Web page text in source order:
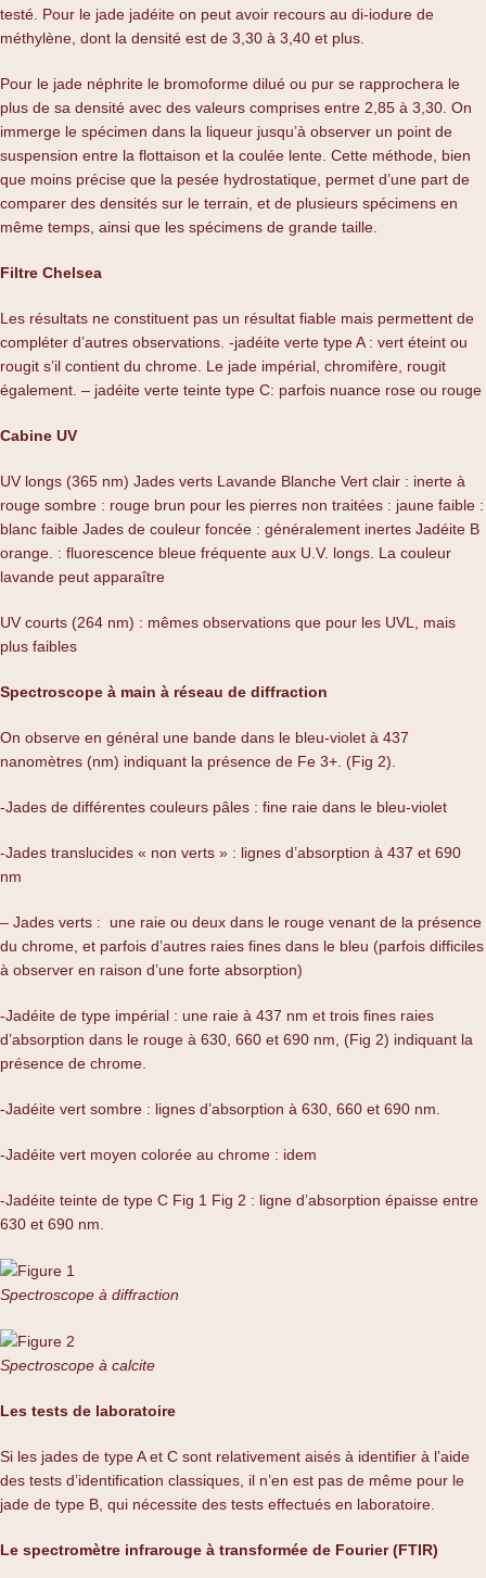
testé. Pour le jade jadéite on peut avoir recours au di-iodure de
méthylène, dont la densité est de 3,30 à 3,40 et plus.
Pour le jade néphrite le bromoforme dilué ou pur se rapprochera le
plus de sa densité avec des valeurs comprises entre 2,85 à 3,30. On
immerge le spécimen dans la liqueur jusqu’à observer un point de
suspension entre la flottaison et la coulée lente. Cette méthode, bien
que moins précise que la pesée hydrostatique, permet d’une part de
comparer des densités sur le terrain, et de plusieurs spécimens en
même temps, ainsi que les spécimens de grande taille.
Filtre Chelsea
Les résultats ne constituent pas un résultat fiable mais permettent de
compléter d’autres observations. -jadéite verte type A : vert éteint ou
rougit s’il contient du chrome. Le jade impérial, chromifère, rougit
également. – jadéite verte teinte type C: parfois nuance rose ou rouge
Cabine UV
UV longs (365 nm) Jades verts Lavande Blanche Vert clair : inerte à
rouge sombre : rouge brun pour les pierres non traitées : jaune faible :
blanc faible Jades de couleur foncée : généralement inertes Jadéite B
orange. : fluorescence bleue fréquente aux U.V. longs. La couleur
lavande peut apparaître
UV courts (264 nm) : mêmes observations que pour les UVL, mais
plus faibles
Spectroscope à main à réseau de diffraction
On observe en général une bande dans le bleu-violet à 437
nanomètres (nm) indiquant la présence de Fe 3+. (Fig 2).
-Jades de différentes couleurs pâles : fine raie dans le bleu-violet
-Jades translucides « non verts » : lignes d’absorption à 437 et 690
nm
– Jades verts : une raie ou deux dans le rouge venant de la présence
du chrome, et parfois d’autres raies fines dans le bleu (parfois difficiles
à observer en raison d’une forte absorption)
-Jadéite de type impérial : une raie à 437 nm et trois fines raies
d’absorption dans le rouge à 630, 660 et 690 nm, (Fig 2) indiquant la
présence de chrome.
-Jadéite vert sombre : lignes d’absorption à 630, 660 et 690 nm.
-Jadéite vert moyen colorée au chrome : idem
-Jadéite teinte de type C Fig 1 Fig 2 : ligne d’absorption épaisse entre
630 et 690 nm.
Spectroscope à diffraction
Spectroscope à calcite
Les tests de laboratoire
Si les jades de type A et C sont relativement aisés à identifier à l’aide
des tests d’identification classiques, il n’en est pas de même pour le
jade de type B, qui nécessite des tests effectués en laboratoire.
Le spectromètre infrarouge à transformée de Fourier (FTIR)